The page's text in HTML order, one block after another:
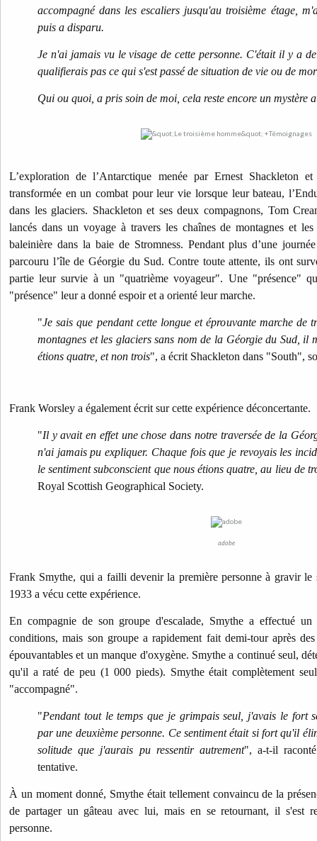
accompagné dans les escaliers jusqu'au troisième étage,
puis a disparu.
Je n'ai jamais vu le visage de cette personne. C'était il y a
qualifierais pas ce qui s'est passé de situation de vie ou de
Qui ou quoi, a pris soin de moi, cela reste encore un mystère
L’exploration de l’Antarctique menée par Ernest Shackleton
transformée en un combat pour leur vie lorsque leur bateau,
dans les glaciers. Shackleton et ses deux compagnons, Tom
lancés dans un voyage à travers les chaînes de montagnes et
baleinière dans la baie de Stromness. Pendant plus d’une
parcouru l’île de Géorgie du Sud. Contre toute attente, ils ont
partie leur survie à un "quatrième voyageur". Une "présence"
"présence" leur a donné espoir et a orienté leur marche.
"Je sais que pendant cette longue et éprouvante marche de
montagnes et les glaciers sans nom de la Géorgie du Sud, il
étions quatre, et non trois", a écrit Shackleton dans "South",
Frank Worsley a également écrit sur cette expérience déconcertante.
"Il y avait en effet une chose dans notre traversée de la
n'ai jamais pu expliquer. Chaque fois que je revoyais les
le sentiment subconscient que nous étions quatre, au lieu de
Royal Scottish Geographical Society.
adobe
Frank Smythe, qui a failli devenir la première personne à gravir le
1933 a vécu cette expérience.
En compagnie de son groupe d'escalade, Smythe a effectué un
conditions, mais son groupe a rapidement fait demi-tour après
épouvantables et un manque d'oxygène. Smythe a continué seul,
qu'il a raté de peu (1 000 pieds). Smythe était complètement
"accompagné".
"Pendant tout le temps que je grimpais seul, j'avais le fort
par une deuxième personne. Ce sentiment était si fort qu'il
solitude que j'aurais pu ressentir autrement", a-t-il
tentative.
À un moment donné, Smythe était tellement convaincu de la
de partager un gâteau avec lui, mais en se retournant, il s'est
personne.